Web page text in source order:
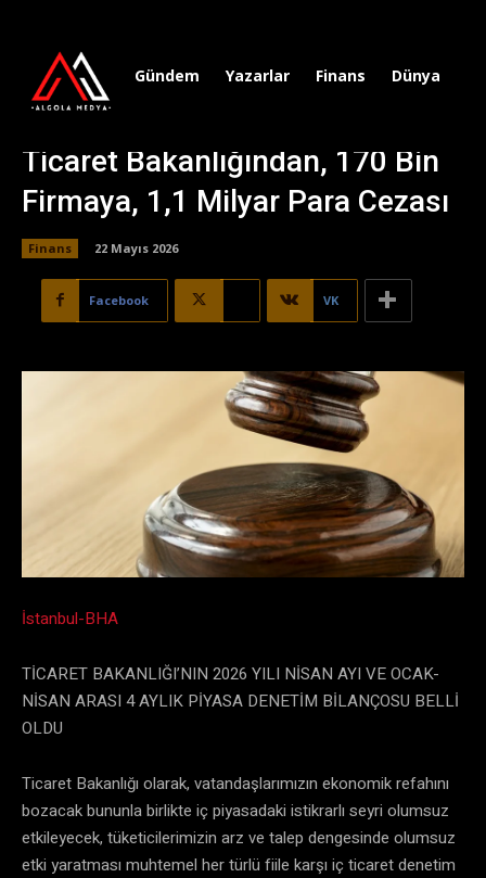
Gündem Yazarlar Finans Dünya
Ticaret Bakanlığından, 170 Bin
Firmaya, 1,1 Milyar Para Cezası
Finans 22 Mayıs 2026
Facebook VK
İstanbul-BHA
TİCARET BAKANLIĞI’NIN 2026 YILI NİSAN AYI VE OCAK-
NİSAN ARASI 4 AYLIK PİYASA DENETİM BİLANÇOSU BELLİ
OLDU
Ticaret Bakanlığı olarak, vatandaşlarımızın ekonomik refahını
bozacak bununla birlikte iç piyasadaki istikrarlı seyri olumsuz
etkileyecek, tüketicilerimizin arz ve talep dengesinde olumsuz
etki yaratması muhtemel her türlü fiile karşı iç ticaret denetim